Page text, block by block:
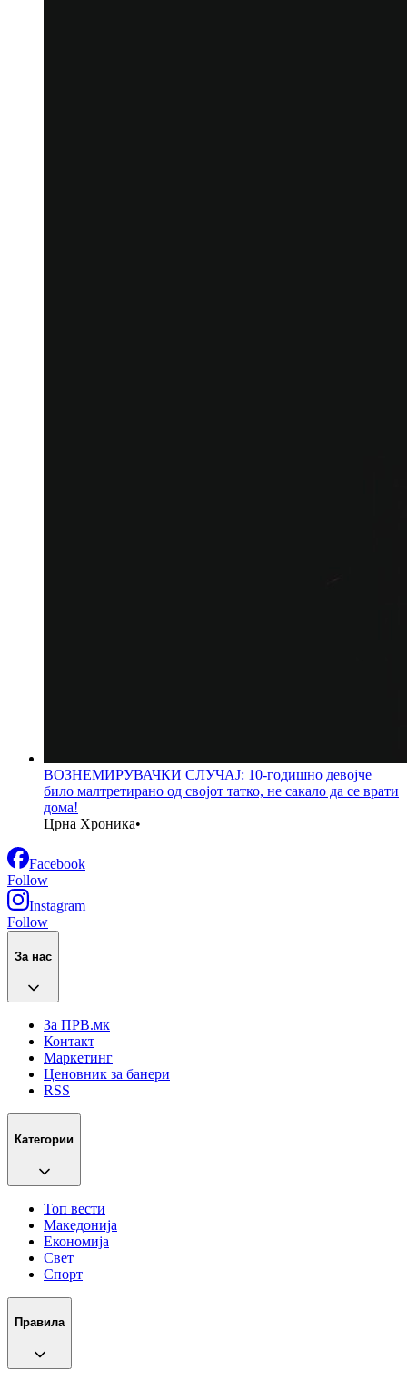
ВОЗНЕМИРУВАЧКИ СЛУЧАЈ: 10-годишно девојче
било малтретирано од својот татко, не сакало да се врати
дома!
Црна Хроника•
Facebook
Follow
Instagram
Follow
За нас
За ПРВ.мк
Контакт
Маркетинг
Ценовник за банери
RSS
Категории
Топ вести
Македонија
Економија
Свет
Спорт
Правила